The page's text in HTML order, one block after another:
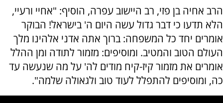
הרב אחיה בן פזי, רב היישוב עפרה, הוסיף: "אחיי ורעיי,
הלא תדעו כי דבר גדול עשה היום ה' בישראל! הבוקר
אומרים יחד כל המשפחה: ברוך אתה אדני אלהינו מלך
העולם הטוב והמטיב. ומוסיפים: מזמור לתודה ומן ההלל
אומרים את מזמור קיז-קיח מודים לה' על מה שנעשה עד
כה, ומוסיפים להתפלל לעוד טוב ולגאולה שלמה".